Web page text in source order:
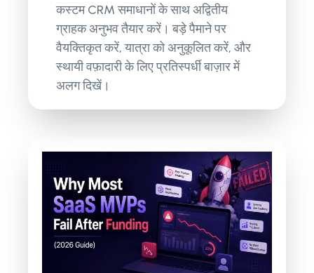
कस्टम CRM समाधानों के साथ अद्वितीय
ग्राहक अनुभव तैयार करें। बड़े पैमाने पर
वैयक्तिकृत करें, यात्रा को अनुकूलित करें, और
स्थायी वफ़ादारी के लिए प्रतिस्पर्धी बाज़ार में
अलग दिखें।